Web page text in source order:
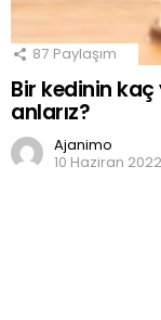
87 Paylaşım
Bir kedinin kaç
anlarız?
Ajanimo
10 Haziran